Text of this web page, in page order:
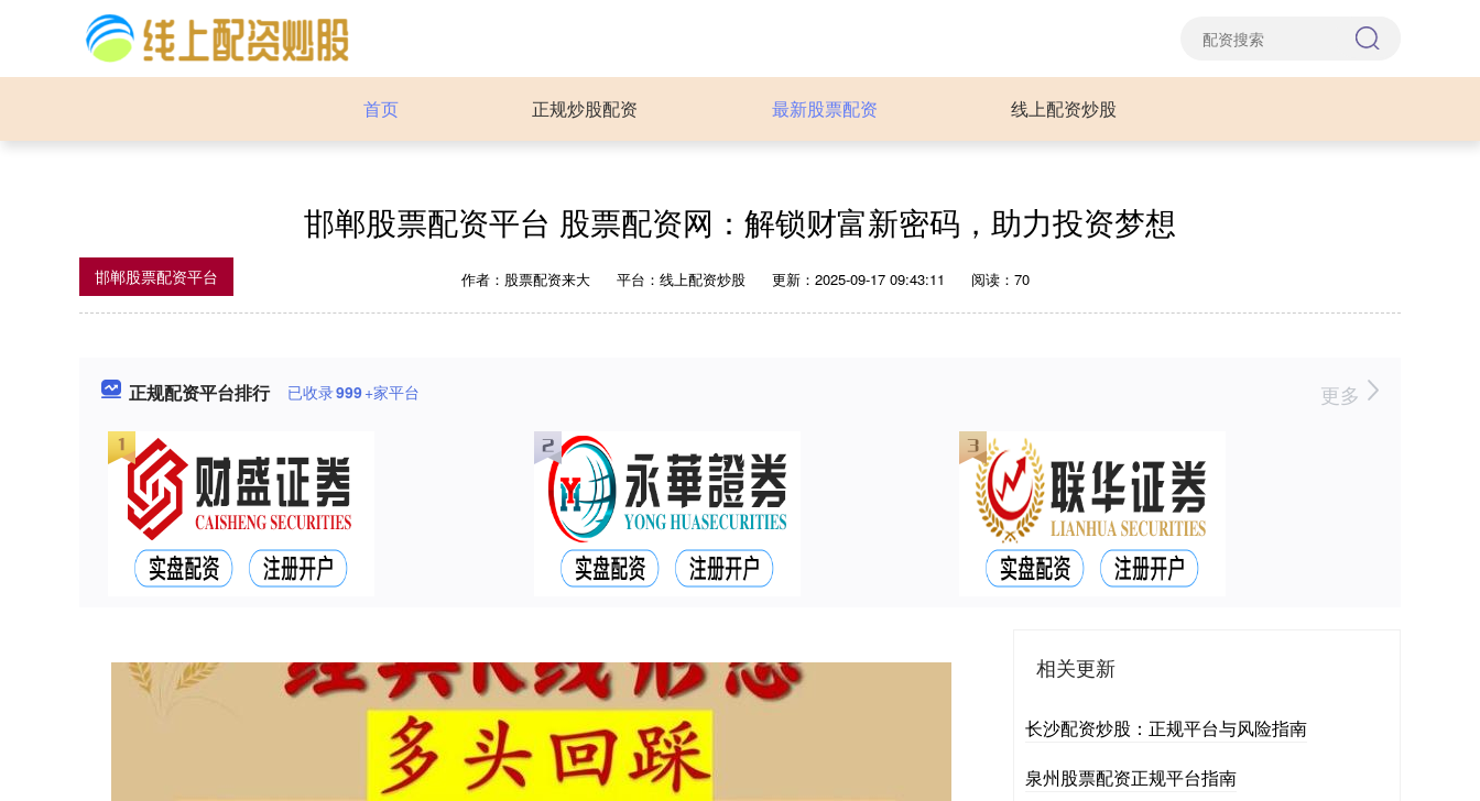
首页 正规炒股配资 最新股票配资 线上配资炒股
邯郸股票配资平台 股票配资网：解锁财富新密码，助力投资梦想
邯郸股票配资平台 作者：股票配资来大 平台：线上配资炒股 更新：2025-09-17 09:43:11 阅读：70
正规配资平台排行 已收录999+家平台 更多
相关更新
长沙配资炒股：正规平台与风险指南
泉州股票配资正规平台指南